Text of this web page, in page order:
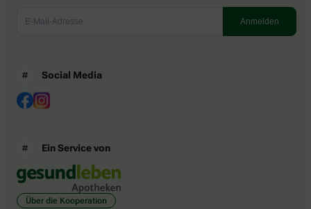
Social Media
Ein Service von
Über die Kooperation